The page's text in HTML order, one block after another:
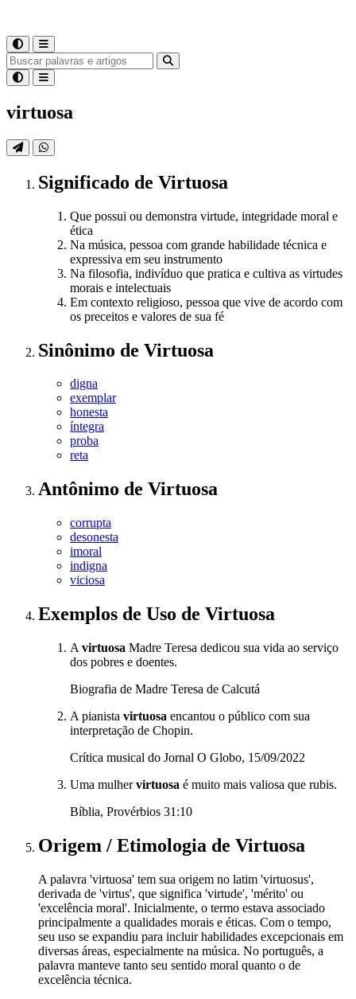
virtuosa
Significado de Virtuosa
Que possui ou demonstra virtude, integridade moral e
ética
Na música, pessoa com grande habilidade técnica e
expressiva em seu instrumento
Na filosofia, indivíduo que pratica e cultiva as virtudes
morais e intelectuais
Em contexto religioso, pessoa que vive de acordo com
os preceitos e valores de sua fé
Sinônimo de Virtuosa
digna
exemplar
honesta
íntegra
proba
reta
Antônimo de Virtuosa
corrupta
desonesta
imoral
indigna
viciosa
Exemplos de Uso de Virtuosa
A virtuosa Madre Teresa dedicou sua vida ao serviço
dos pobres e doentes.
Biografia de Madre Teresa de Calcutá
A pianista virtuosa encantou o público com sua
interpretação de Chopin.
Crítica musical do Jornal O Globo, 15/09/2022
Uma mulhervirtuosa é muito mais valiosa que rubis.
Bíblia, Provérbios 31:10
Origem / Etimologia de Virtuosa
A palavra 'virtuosa' tem sua origem no latim 'virtuosus',
derivada de 'virtus', que significa 'virtude', 'mérito' ou
'excelência moral'. Inicialmente, o termo estava associado
principalmente a qualidades morais e éticas. Com o tempo,
seu uso se expandiu para incluir habilidades excepcionais em
diversas áreas, especialmente na música. No português, a
palavra manteve tanto seu sentido moral quanto o de
excelência técnica.